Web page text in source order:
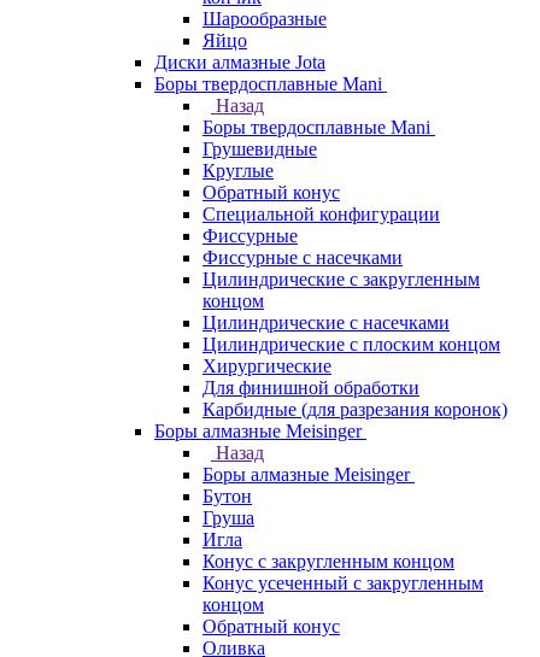
Шарообразные
Яйцо
Диски алмазные Jota
Боры твердосплавные Mani
Назад
Боры твердосплавные Mani
Грушевидные
Круглые
Обратный конус
Специальной конфигурации
Фиссурные
Фиссурные с насечками
Цилиндрические с закругленным
концом
Цилиндрические с насечками
Цилиндрические с плоским концом
Хирургические
Для финишной обработки
Карбидные (для разрезания коронок)
Боры алмазные Meisinger
Назад
Боры алмазные Meisinger
Бутон
Груша
Игла
Конус c закругленным концом
Конус усеченный c закругленным
концом
Обратный конус
Оливка